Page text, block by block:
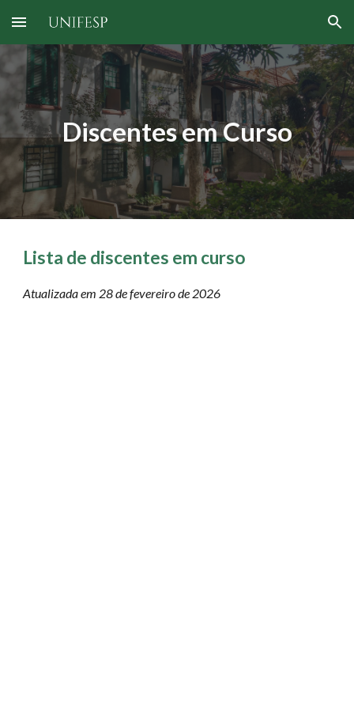
Skip to main content Skip to navigation
Discentes em Curso
Lista de discentes em curso
Atualizada em 28 de fevereiro de 2026